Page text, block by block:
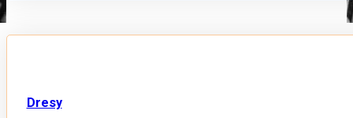
Dresy